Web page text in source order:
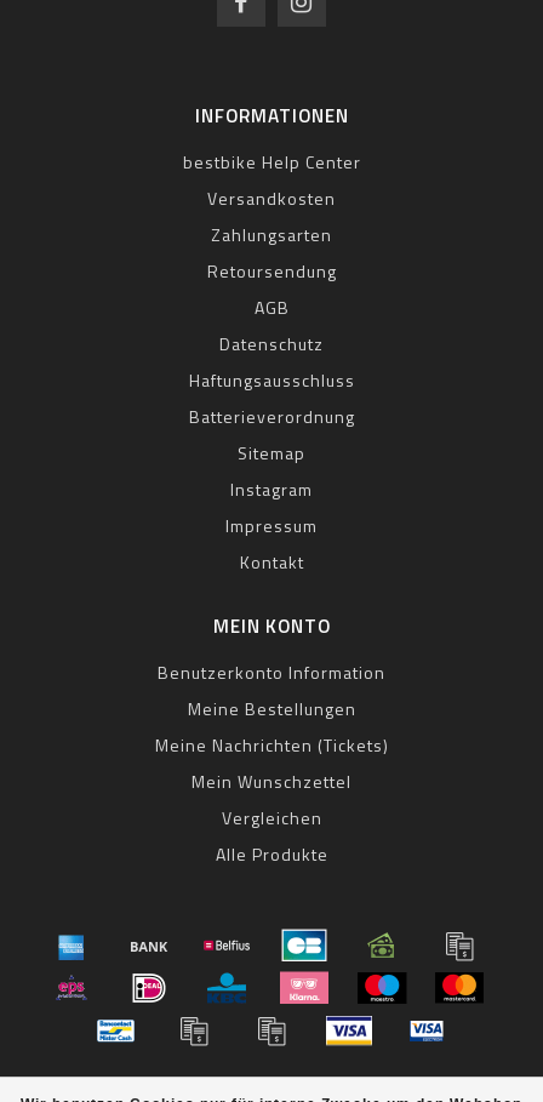
INFORMATIONEN
bestbike Help Center
Versandkosten
Zahlungsarten
Retoursendung
AGB
Datenschutz
Haftungsausschluss
Batterieverordnung
Sitemap
Instagram
Impressum
Kontakt
MEIN KONTO
Benutzerkonto Information
Meine Bestellungen
Meine Nachrichten (Tickets)
Mein Wunschzettel
Vergleichen
Alle Produkte
© Copyright 2026 bestbike RADSPORT Andreas Kommer -